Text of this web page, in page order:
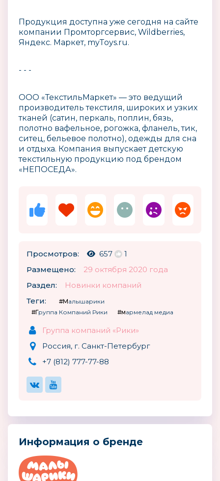
Продукция доступна уже сегодня на сайте
компании Промторгсервис, Wildberries,
Яндекс. Маркет, myToys.ru.
- - -
ООО «ТекстильМаркет» — это ведущий
производитель текстиля, широких и узких
тканей (сатин, перкаль, поплин, бязь,
полотно вафельное, рогожка, фланель, тик,
ситец, бельевое полотно), одежды для сна
и отдыха. Компания выпускает детскую
текстильную продукцию под брендом
«НЕПОСЕДА».
Просмотров: 657
1
Размещено:
29 октября 2020 года
Раздел:
Новинки компаний
Теги:
#Малышарики
#Группа Компаний Рики
#мармелад медиа
Группа компаний «Рики»
Россия, г. Санкт-Петербург
+7 (812) 777-77-88
Информация о бренде